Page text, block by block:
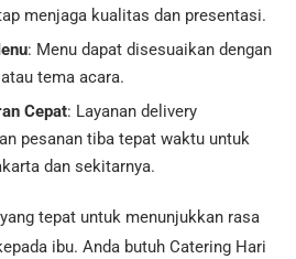
menjaga kualitas dan presentasi.
: Menu dapat disesuaikan dengan
tema acara.
Cepat: Layanan delivery
pesanan tiba tepat waktu untuk
dan sekitarnya.
tepat untuk menunjukkan rasa
ibu. Anda butuh Catering Hari